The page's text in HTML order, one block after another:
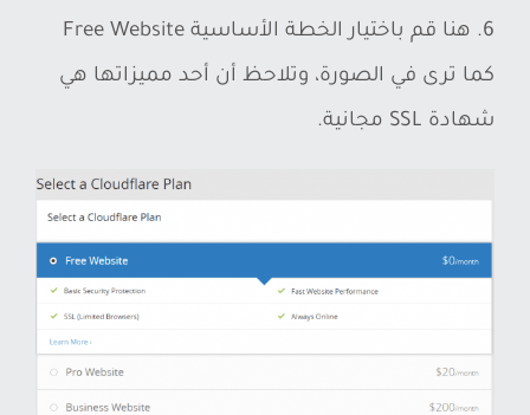
6. هنا قم باختيار الخطة الأساسية Free Website
كما ترى في الصورة، وتلاحظ أن أحد مميزاتها هي
شهادة SSL مجانية.